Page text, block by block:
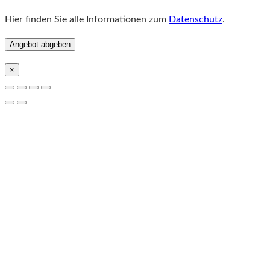
Hier finden Sie alle Informationen zum Datenschutz.
×